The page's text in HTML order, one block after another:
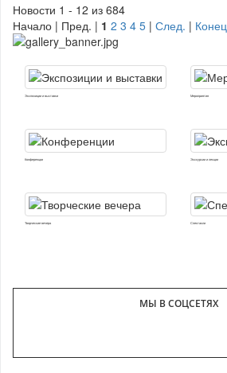
Новости 1 - 12 из 684
Начало | Пред. | 1 2 3 4 5 | След. | Конец
Экспозиции и выставки Мероприятия
Конференции Экскурсии и лекции
Творческие вечера Спектакли
МЫ В СОЦСЕТЯХ